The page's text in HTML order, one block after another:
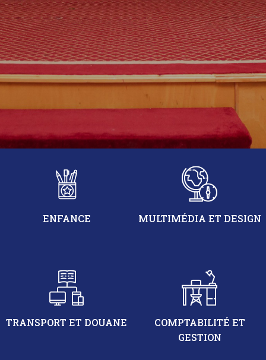
ENFANCE MULTIMÉDIA ET DESIGN
TRANSPORT ET DOUANE
COMPTABILITÉ ET
GESTION